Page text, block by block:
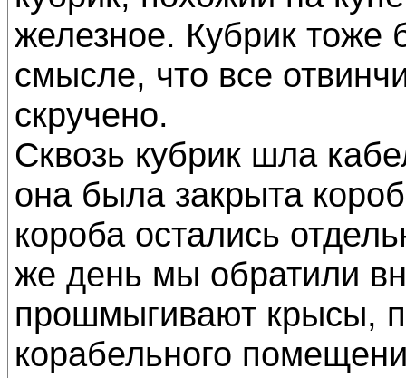
железное. Кубрик тоже
смысле, что все
скручено.
Сквозь кубрик шла
она была закрыта
короба остались
же день мы обратили
прошмыгивают крысы,
корабельного